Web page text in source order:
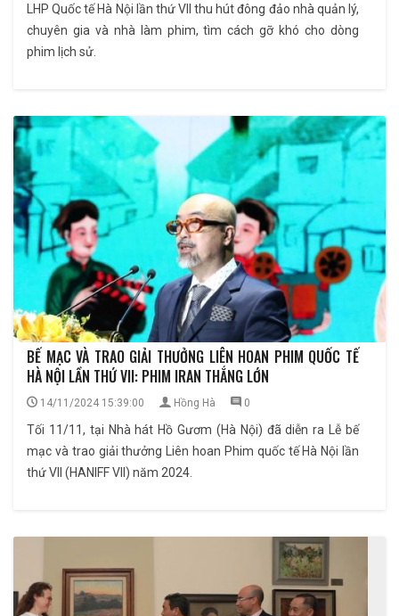
LHP Quốc tế Hà Nội lần thứ VII thu hút đông đảo nhà quản lý,
chuyên gia và nhà làm phim, tìm cách gỡ khó cho dòng
phim lịch sử.
BẾ MẠC VÀ TRAO GIẢI THƯỞNG LIÊN HOAN PHIM QUỐC TẾ
HÀ NỘI LẦN THỨ VII: PHIM IRAN THẮNG LỚN
14/11/2024 15:39:00 Hồng Hà 0
Tối 11/11, tại Nhà hát Hồ Gươm (Hà Nội) đã diễn ra Lễ bế
mạc và trao giải thưởng Liên hoan Phim quốc tế Hà Nội lần
thứ VII (HANIFF VII) năm 2024.